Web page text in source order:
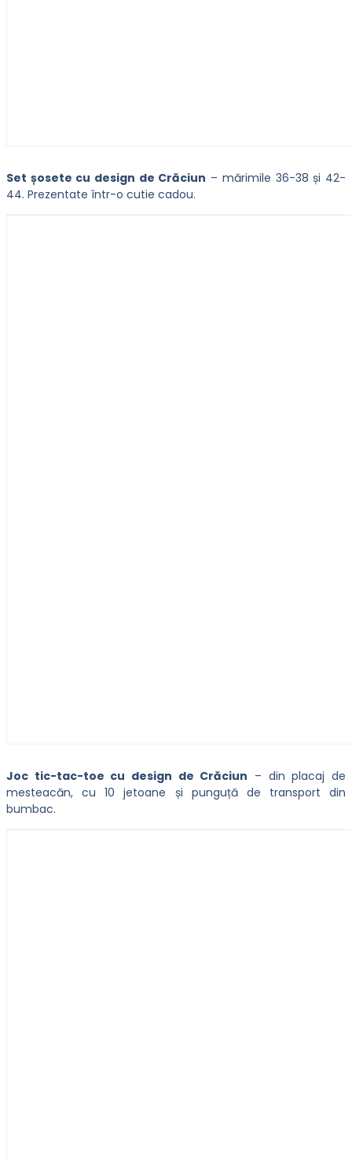
Set șosete cu design de Crăciun – mărimile 36-38 și 42-
44. Prezentate într-o cutie cadou.
Joc tic-tac-toe cu design de Crăciun – din placaj de
mesteacăn, cu 10 jetoane și punguță de transport din
bumbac.